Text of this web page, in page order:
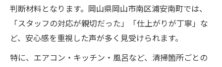
判断材料となります。岡山県岡山市南区浦安南町では、
「スタッフの対応が親切だった」「仕上がりが丁寧」な
ど、安心感を重視した声が多く見受けられます。
特に、エアコン・キッチン・風呂など、清掃箇所ごとの